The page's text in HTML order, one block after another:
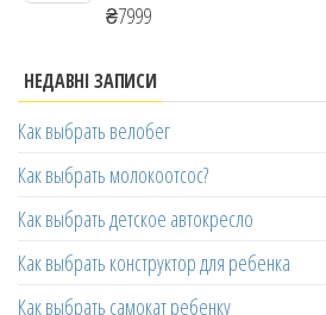
₴7999
НЕДАВНІ ЗАПИСИ
Как выбрать велобег
Как выбрать молокоотсос?
Как выбрать детское автокресло
Как выбрать конструктор для ребенка
Как выбрать самокат ребенку